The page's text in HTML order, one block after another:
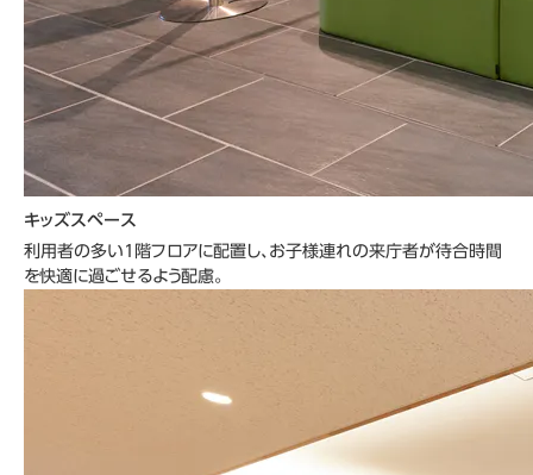
キッズスペース
利用者の多い1階フロアに配置し、お子様連れの来庁者が待合時間
を快適に過ごせるよう配慮。